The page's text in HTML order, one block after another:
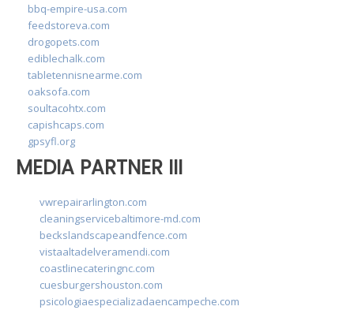
bbq-empire-usa.com
feedstoreva.com
drogopets.com
ediblechalk.com
tabletennisnearme.com
oaksofa.com
soultacohtx.com
capishcaps.com
gpsyfl.org
MEDIA PARTNER III
vwrepairarlington.com
cleaningservicebaltimore-md.com
beckslandscapeandfence.com
vistaaltadelveramendi.com
coastlinecateringnc.com
cuesburgershouston.com
psicologiaespecializadaencampeche.com